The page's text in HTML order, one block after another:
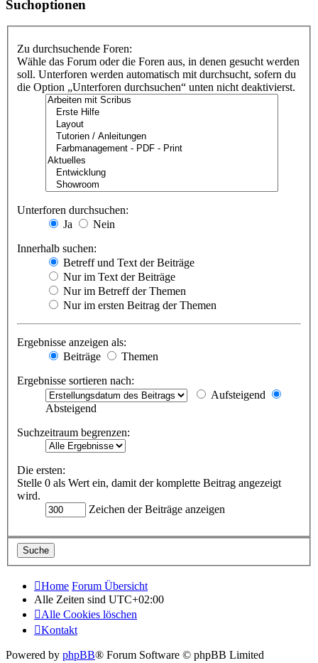
Suchoptionen
Zu durchsuchende Foren:
Wähle das Forum oder die Foren aus, in denen gesucht werden
soll. Unterforen werden automatisch mit durchsucht, sofern du
die Option „Unterforen durchsuchen“ unten nicht deaktivierst.
Unterforen durchsuchen:
Ja
Nein
Innerhalb suchen:
Betreff und Text der Beiträge
Nur im Text der Beiträge
Nur im Betreff der Themen
Nur im ersten Beitrag der Themen
Ergebnisse anzeigen als:
Beiträge
Themen
Ergebnisse sortieren nach:
Aufsteigend
Absteigend
Suchzeitraum begrenzen:
Die ersten:
Stelle 0 als Wert ein, damit der komplette Beitrag angezeigt
wird.
Zeichen der Beiträge anzeigen
Home Forum Übersicht
Alle Zeiten sind UTC+02:00
Alle Cookies löschen
Kontakt
Powered by phpBB® Forum Software © phpBB Limited